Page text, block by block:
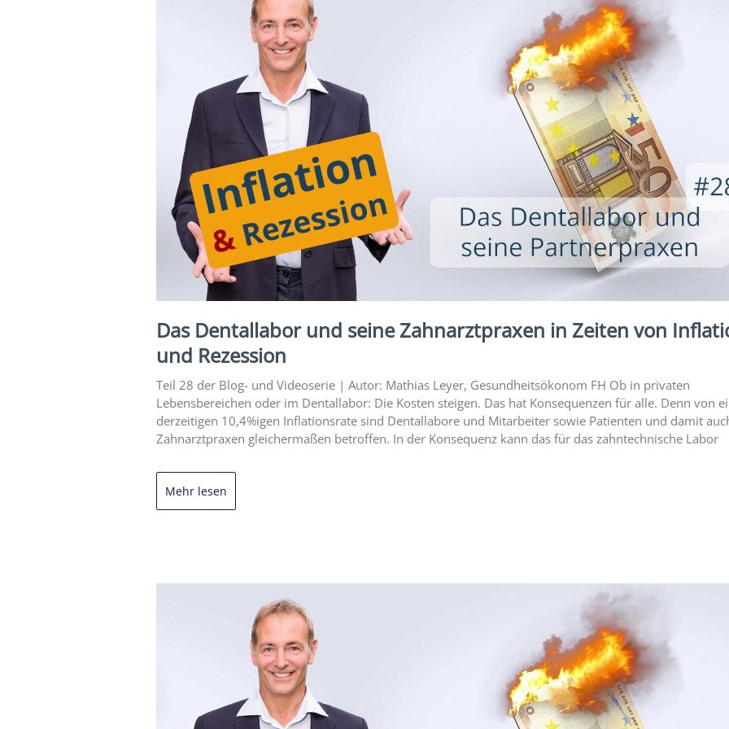
Das Dentallabor und seine Zahnarztpraxen in Zeiten von
und Rezession
Teil 28 der Blog- und Videoserie | Autor: Mathias Leyer, Gesundheitsökonom FH Ob in privaten
Lebensbereichen oder im Dentallabor: Die Kosten steigen. Das hat Konsequenzen für alle. Denn von
derzeitigen 10,4%igen Inflationsrate sind Dentallabore und Mitarbeiter sowie Patienten und damit
Zahnarztpraxen gleichermaßen betroffen. In der Konsequenz kann das für das zahntechnische Labor
Mehr lesen